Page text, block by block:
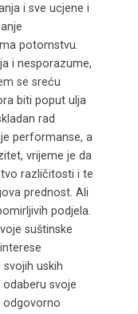
i sve ucjene i
potomstvu.
i nesporazume,
se sreću
biti poput ulja
rad
performanse, a
vrijeme je da
različitosti i te
prednost. Ali
podjela.
suštinske
uskih
svoje
odgovorno